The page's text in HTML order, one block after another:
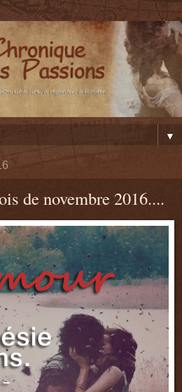
▼
de novembre 2016....